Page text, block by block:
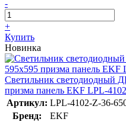
-
+
Купить
Новинка
Светильник светодиодный
призма панель EKF LPL-
Артикул: LPL-4102-Z-36-
Бренд:
EKF